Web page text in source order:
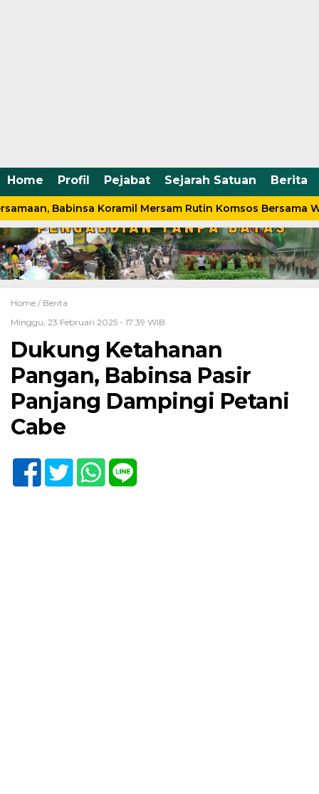
Home Profil Pejabat Sejarah Satuan Berita
Babinsa Koramil Mersam Rutin Komsos Bersama
Home / Berita
Minggu, 23 Februari 2025 - 17:39 WIB
Dukung Ketahanan
Pangan, Babinsa Pasir
Panjang Dampingi Petani
Cabe